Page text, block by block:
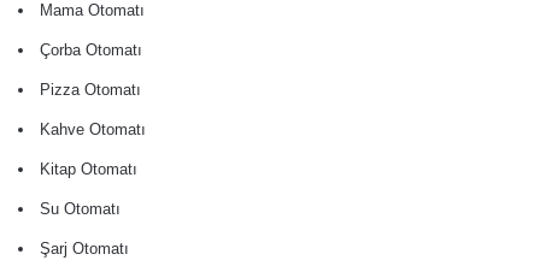
Mama Otomatı
Çorba Otomatı
Pizza Otomatı
Kahve Otomatı
Kitap Otomatı
Su Otomatı
Şarj Otomatı